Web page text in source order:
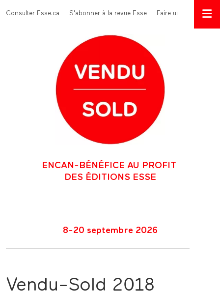
Menu Top
Consulter Esse.ca S'abonner à la revue Esse Faire un don
ENCAN-BÉNÉFICE AU PROFIT
DES ÉDITIONS ESSE
8-20 septembre 2026
Vendu-Sold 2018